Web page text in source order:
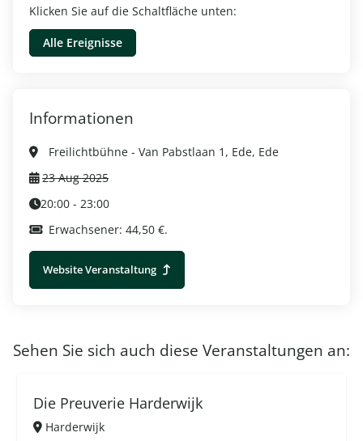
Klicken Sie auf die Schaltfläche unten:
Alle Ereignisse
Informationen
Freilichtbühne - Van Pabstlaan 1, Ede, Ede
23 Aug 2025
20:00 - 23:00
Erwachsener: 44,50 €.
Website Veranstaltung
Sehen Sie sich auch diese Veranstaltungen an:
Die Preuverie Harderwijk
Harderwijk